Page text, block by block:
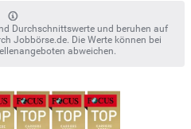
Durchschnittswerte und beruhen auf
Jobbörse.de. Die Werte können bei
abweichen.